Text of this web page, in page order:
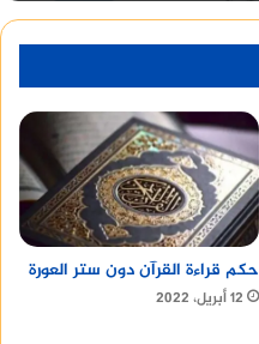
حكم قراءة القرآن دون ستر العورة
12 أبريل، 2022